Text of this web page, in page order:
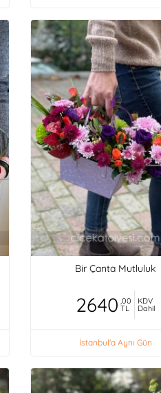
Bir Çanta Mutluluk
2640 ,00
TL
KDV
Dahil
İstanbul'a Aynı Gün